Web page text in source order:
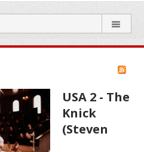
USA 2 - The
Knick
(Steven